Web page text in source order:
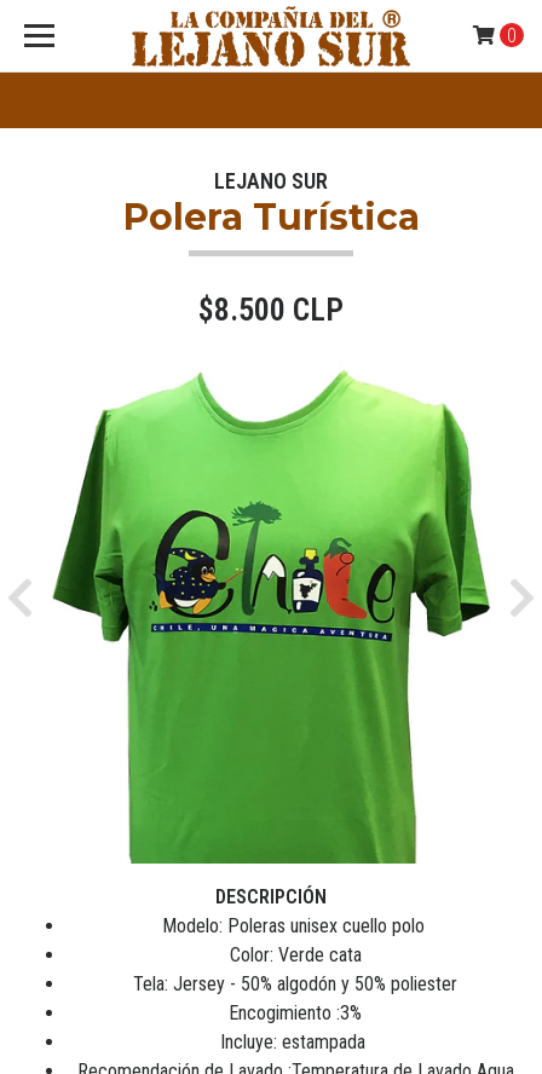
0
LEJANO SUR
Polera Turística
$8.500 CLP
Previous
DESCRIPCIÓN
Modelo: Poleras unisex cuello polo
Color: Verde cata
Tela: Jersey - 50% algodón y 50% poliester
Encogimiento :3%
Incluye: estampada